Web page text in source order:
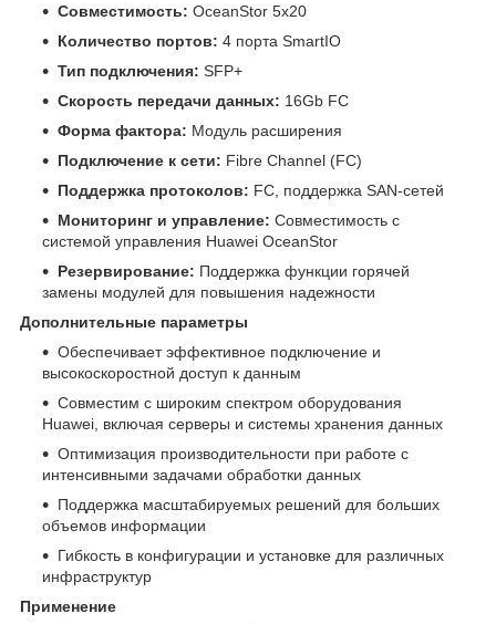
Совместимость: OceanStor 5x20
Количество портов: 4 порта SmartIO
Тип подключения: SFP+
Скорость передачи данных: 16Gb FC
Форма фактора: Модуль расширения
Подключение к сети: Fibre Channel (FC)
Поддержка протоколов: FC, поддержка SAN-сетей
Мониторинг и управление: Совместимость с
системой управления Huawei OceanStor
Резервирование: Поддержка функции горячей
замены модулей для повышения надежности
Дополнительные параметры
Обеспечивает эффективное подключение и
высокоскоростной доступ к данным
Совместим с широким спектром оборудования
Huawei, включая серверы и системы хранения данных
Оптимизация производительности при работе с
интенсивными задачами обработки данных
Поддержка масштабируемых решений для больших
объемов информации
Гибкость в конфигурации и установке для различных
инфраструктур
Применение